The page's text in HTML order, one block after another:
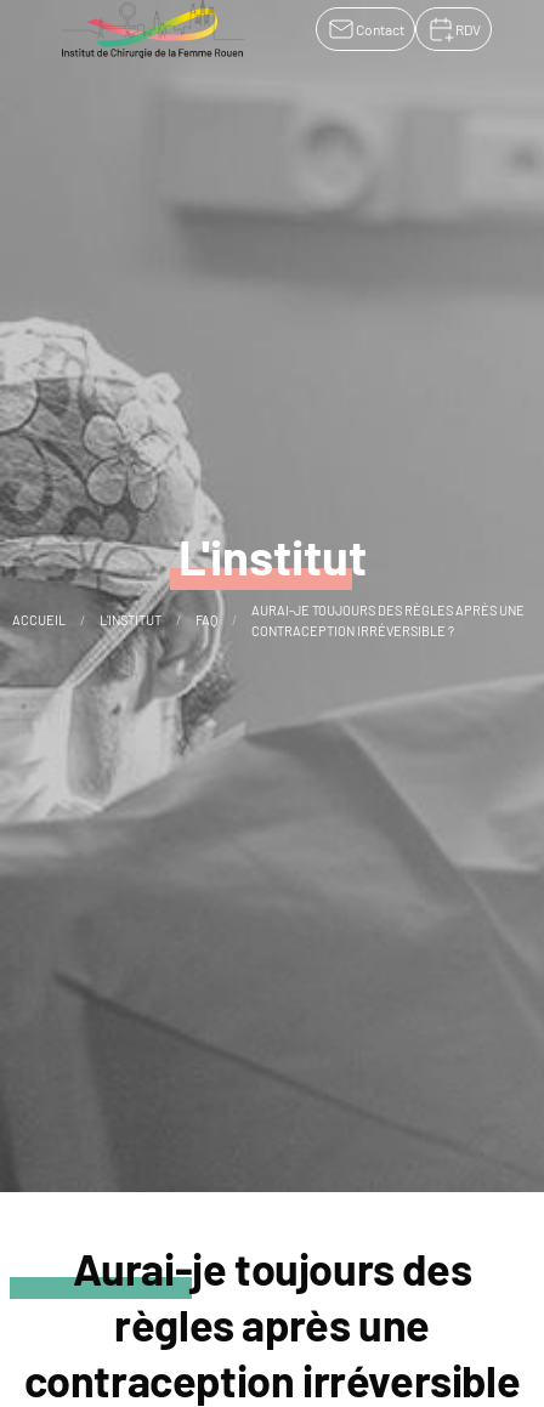
Contact RDV
L'institut
ACCUEIL L'INSTITUT FAQ
AURAI-JE TOUJOURS DES RÈGLES APRÈS UNE
CONTRACEPTION IRRÉVERSIBLE ?
Aurai-je toujours des
règles après une
contraception irréversible